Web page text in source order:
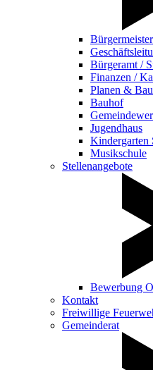
Bürgermeister
Bürgeramt /
Finanzen /
Planen &
Bauhof
Jugendhaus
Kindergarten
Musikschule
Stellenangebote
Bewerbung
Kontakt
Freiwillige
Gemeinderat